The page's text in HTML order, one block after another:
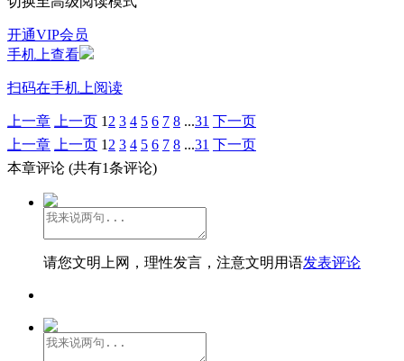
开通VIP会员
手机上查看
扫码在手机上阅读
上一章 上一页 1 2 3 4 5 6 7 8 ...31 下一页
上一章
上一页 1 2 3 4 5 6 7 8 ...31 下一页
本章评论 (共有1条评论)
请您文明上网，理性发言，注意文明用语发表评论